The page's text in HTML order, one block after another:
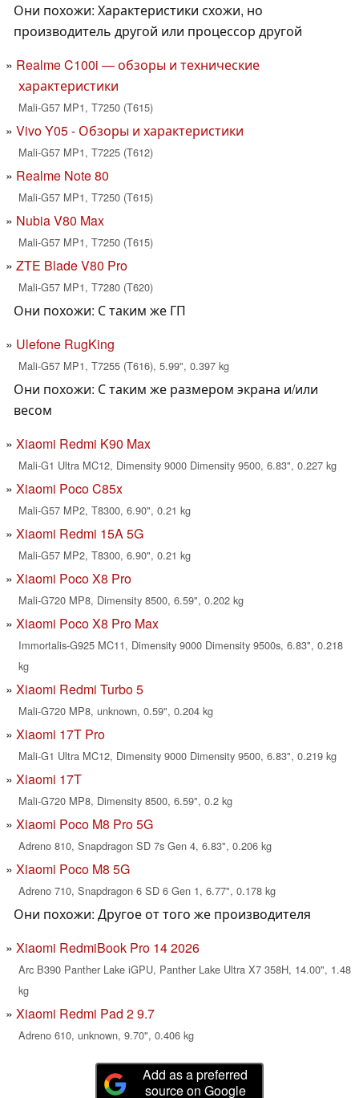
Они похожи: Характеристики схожи, но
производитель другой или процессор другой
Realme C100i — обзоры и технические
характеристики
Mali-G57 MP1, T7250 (T615)
Vivo Y05 - Обзоры и характеристики
Mali-G57 MP1, T7225 (T612)
Realme Note 80
Mali-G57 MP1, T7250 (T615)
Nubia V80 Max
Mali-G57 MP1, T7250 (T615)
ZTE Blade V80 Pro
Mali-G57 MP1, T7280 (T620)
Они похожи: С таким же ГП
Ulefone RugKing
Mali-G57 MP1, T7255 (T616), 5.99", 0.397 kg
Они похожи: С таким же размером экрана и/или
весом
Xiaomi Redmi K90 Max
Mali-G1 Ultra MC12, Dimensity 9000 Dimensity 9500, 6.83", 0.227 kg
Xiaomi Poco C85x
Mali-G57 MP2, T8300, 6.90", 0.21 kg
Xiaomi Redmi 15A 5G
Mali-G57 MP2, T8300, 6.90", 0.21 kg
Xiaomi Poco X8 Pro
Mali-G720 MP8, Dimensity 8500, 6.59", 0.202 kg
Xiaomi Poco X8 Pro Max
Immortalis-G925 MC11, Dimensity 9000 Dimensity 9500s, 6.83", 0.218
kg
Xiaomi Redmi Turbo 5
Mali-G720 MP8, unknown, 0.59", 0.204 kg
Xiaomi 17T Pro
Mali-G1 Ultra MC12, Dimensity 9000 Dimensity 9500, 6.83", 0.219 kg
Xiaomi 17T
Mali-G720 MP8, Dimensity 8500, 6.59", 0.2 kg
Xiaomi Poco M8 Pro 5G
Adreno 810, Snapdragon SD 7s Gen 4, 6.83", 0.206 kg
Xiaomi Poco M8 5G
Adreno 710, Snapdragon 6 SD 6 Gen 1, 6.77", 0.178 kg
Они похожи: Другое от того же производителя
Xiaomi RedmiBook Pro 14 2026
Arc B390 Panther Lake iGPU, Panther Lake Ultra X7 358H, 14.00", 1.48
kg
Xiaomi Redmi Pad 2 9.7
Adreno 610, unknown, 9.70", 0.406 kg
Add as a preferred
source on Google